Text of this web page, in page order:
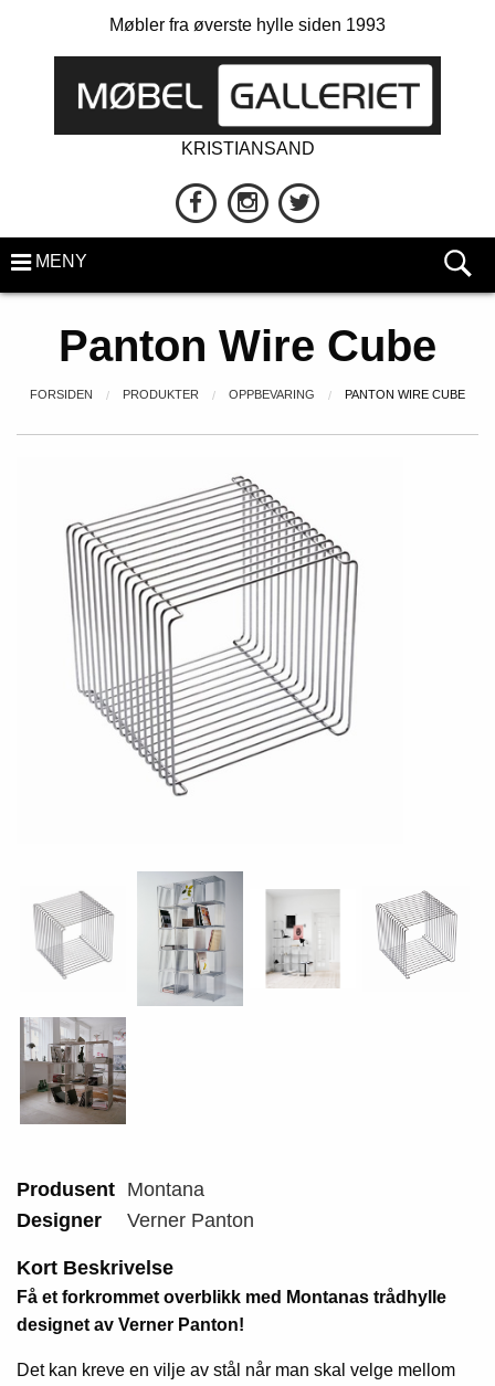
Møbler fra øverste hylle siden 1993
KRISTIANSAND
MENY
Panton Wire Cube
FORSIDEN PRODUKTER OPPBEVARING PANTON WIRE CUBE
Produsent Montana
Designer
Verner Panton
Kort Beskrivelse
Få et forkrommet overblikk med Montanas trådhylle
designet av Verner Panton!
Det kan kreve en vilje av stål når man skal velge mellom